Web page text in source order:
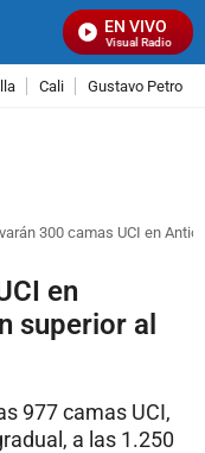
EN VIVO
Señal Visual Radio
Cali Gustavo Petro
300 camas UCI en
en
superior al
977 camas UCI,
a las 1.250